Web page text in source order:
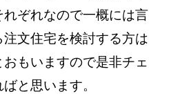
ぞれなので一概には言
文住宅を検討する方は
もいますので是非チェ
と思います。